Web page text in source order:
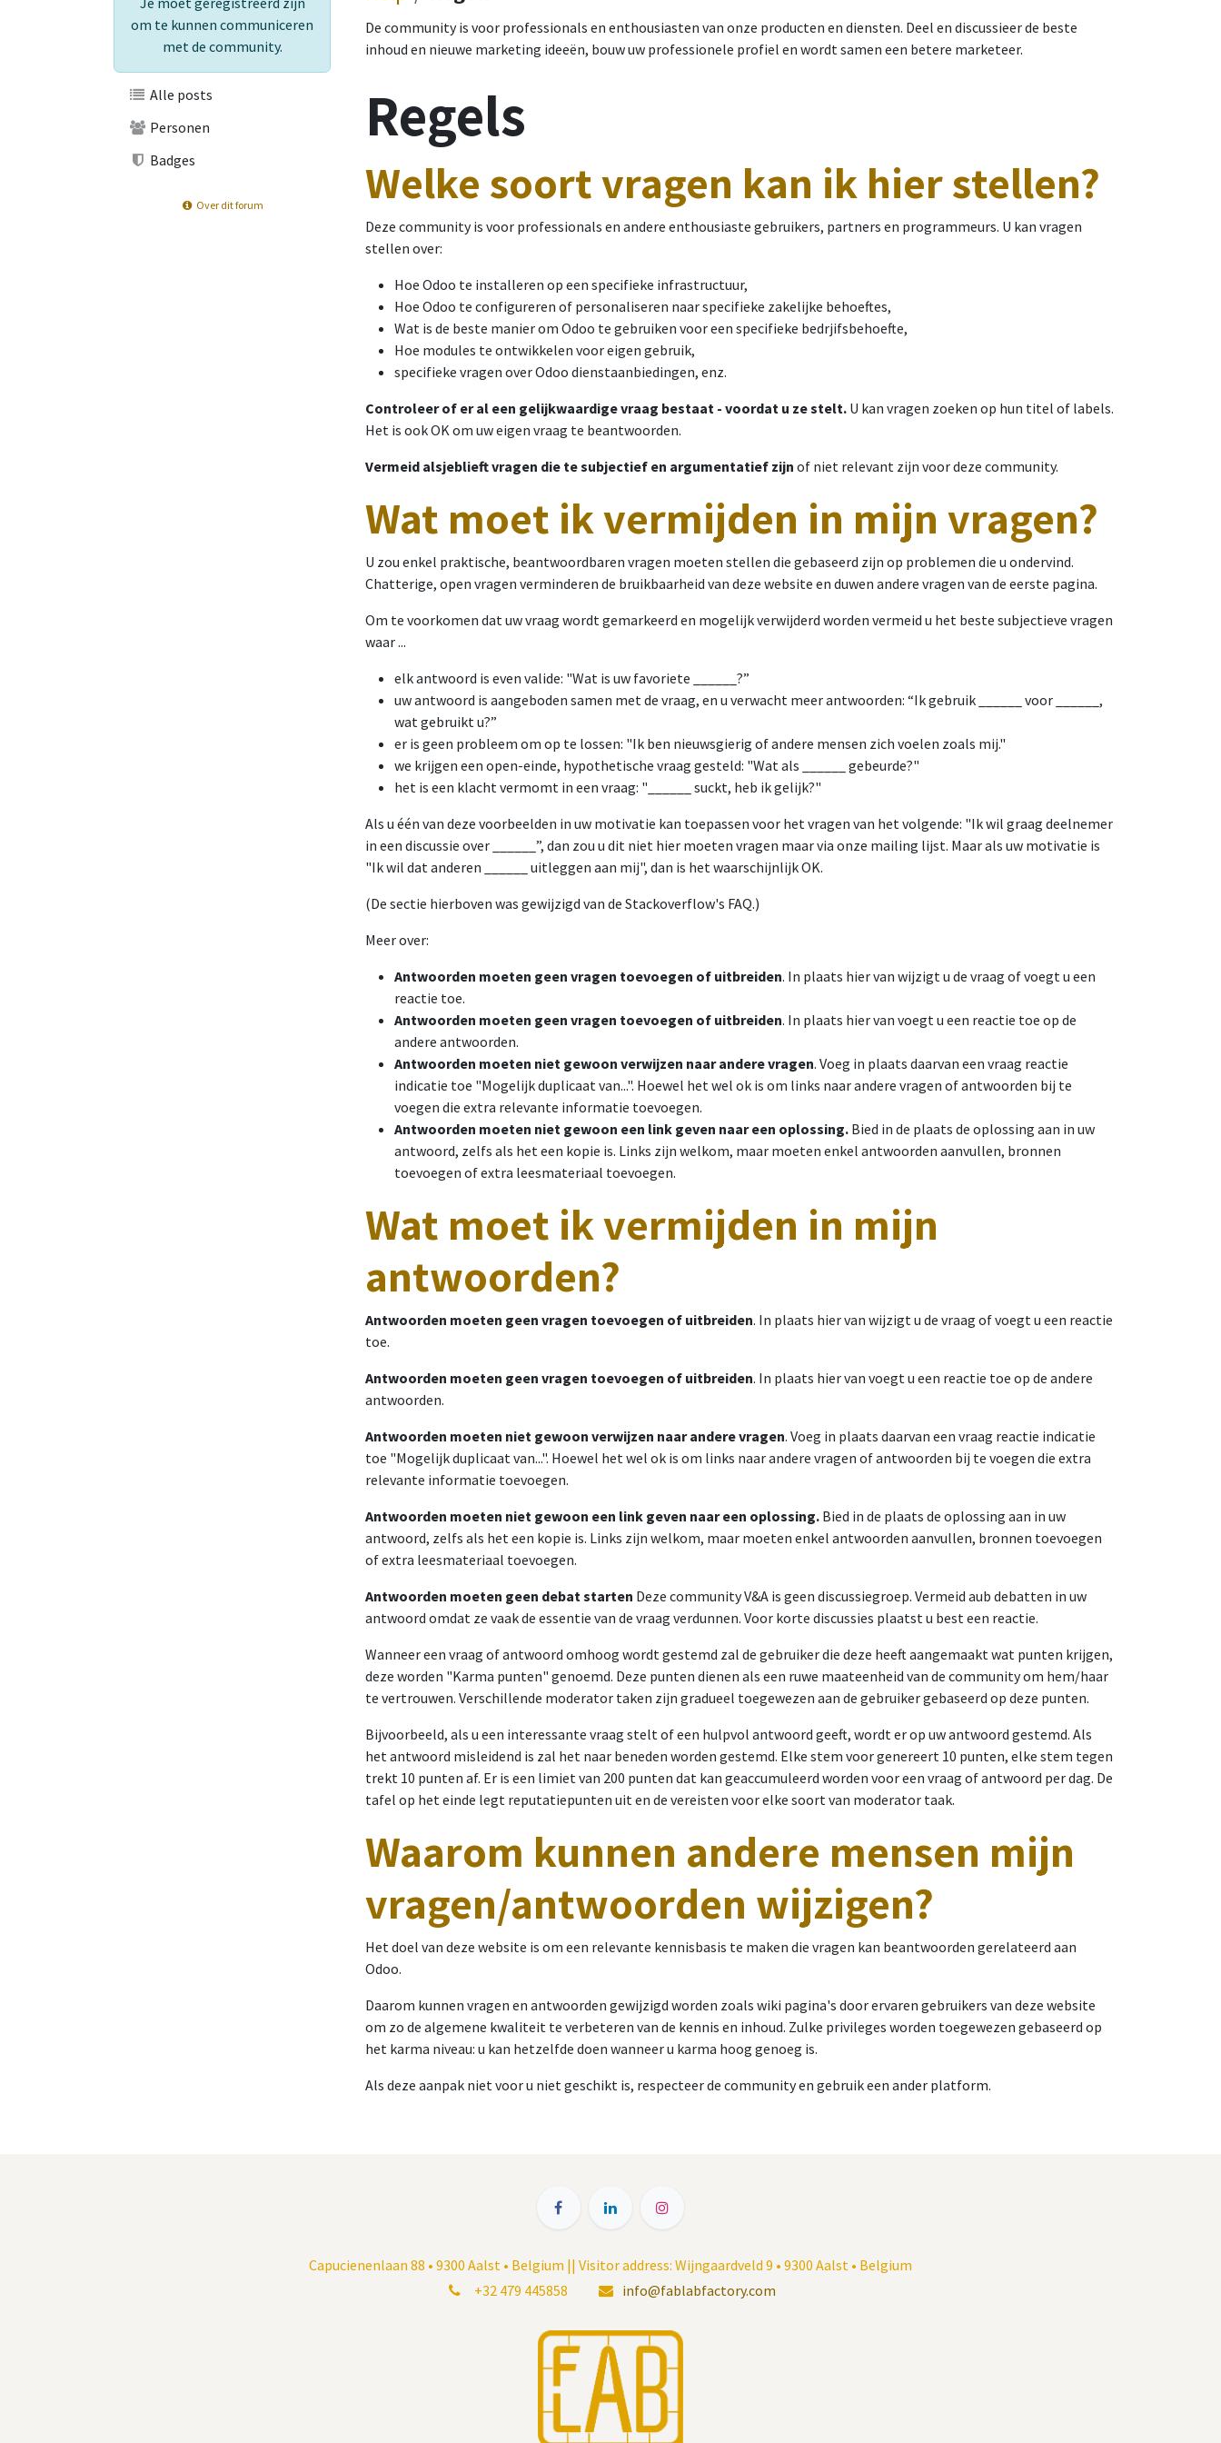
om te kunnen communiceren
met de community.
Alle posts
Personen
Badges
Over dit forum
De community is voor professionals en enthousiasten van onze producten en diensten. Deel en discussieer de beste
inhoud en nieuwe marketing ideeën, bouw uw professionele profiel en wordt samen een betere marketeer.
Regels
Welke soort vragen kan ik hier stellen?
Deze community is voor professionals en andere enthousiaste gebruikers, partners en programmeurs. U kan vragen
stellen over:
Hoe Odoo te installeren op een specifieke infrastructuur,
Hoe Odoo te configureren of personaliseren naar specifieke zakelijke behoeftes,
Wat is de beste manier om Odoo te gebruiken voor een specifieke bedrjifsbehoefte,
Hoe modules te ontwikkelen voor eigen gebruik,
specifieke vragen over Odoo dienstaanbiedingen, enz.
Controleer of er al een gelijkwaardige vraag bestaat - voordat u ze stelt. U kan vragen zoeken op hun titel of labels.
Het is ook OK om uw eigen vraag te beantwoorden.
Vermeid alsjeblieft vragen die te subjectief en argumentatief zijn of niet relevant zijn voor deze community.
Wat moet ik vermijden in mijn vragen?
U zou enkel praktische, beantwoordbaren vragen moeten stellen die gebaseerd zijn op problemen die u ondervind.
Chatterige, open vragen verminderen de bruikbaarheid van deze website en duwen andere vragen van de eerste pagina.
Om te voorkomen dat uw vraag wordt gemarkeerd en mogelijk verwijderd worden vermeid u het beste subjectieve vragen
waar ...
elk antwoord is even valide: "Wat is uw favoriete ______?”
uw antwoord is aangeboden samen met de vraag, en u verwacht meer antwoorden: “Ik gebruik ______ voor ______,
wat gebruikt u?”
er is geen probleem om op te lossen: "Ik ben nieuwsgierig of andere mensen zich voelen zoals mij."
we krijgen een open-einde, hypothetische vraag gesteld: "Wat als ______ gebeurde?"
het is een klacht vermomt in een vraag: "______ suckt, heb ik gelijk?"
Als u één van deze voorbeelden in uw motivatie kan toepassen voor het vragen van het volgende: "Ik wil graag deelnemer
in een discussie over ______”, dan zou u dit niet hier moeten vragen maar via onze mailing lijst. Maar als uw motivatie is
"Ik wil dat anderen ______ uitleggen aan mij", dan is het waarschijnlijk OK.
(De sectie hierboven was gewijzigd van de Stackoverflow's FAQ.)
Meer over:
Antwoorden moeten geen vragen toevoegen of uitbreiden. In plaats hier van wijzigt u de vraag of voegt u een
reactie toe.
Antwoorden moeten geen vragen toevoegen of uitbreiden. In plaats hier van voegt u een reactie toe op de
andere antwoorden.
Antwoorden moeten niet gewoon verwijzen naar andere vragen. Voeg in plaats daarvan een vraag reactie
indicatie toe "Mogelijk duplicaat van...". Hoewel het wel ok is om links naar andere vragen of antwoorden bij te
voegen die extra relevante informatie toevoegen.
Antwoorden moeten niet gewoon een link geven naar een oplossing. Bied in de plaats de oplossing aan in uw
antwoord, zelfs als het een kopie is. Links zijn welkom, maar moeten enkel antwoorden aanvullen, bronnen
toevoegen of extra leesmateriaal toevoegen.
Wat moet ik vermijden in mijn
antwoorden?
Antwoorden moeten geen vragen toevoegen of uitbreiden. In plaats hier van wijzigt u de vraag of voegt u een reactie
toe.
Antwoorden moeten geen vragen toevoegen of uitbreiden. In plaats hier van voegt u een reactie toe op de andere
antwoorden.
Antwoorden moeten niet gewoon verwijzen naar andere vragen. Voeg in plaats daarvan een vraag reactie indicatie
toe "Mogelijk duplicaat van...". Hoewel het wel ok is om links naar andere vragen of antwoorden bij te voegen die extra
relevante informatie toevoegen.
Antwoorden moeten niet gewoon een link geven naar een oplossing. Bied in de plaats de oplossing aan in uw
antwoord, zelfs als het een kopie is. Links zijn welkom, maar moeten enkel antwoorden aanvullen, bronnen toevoegen
of extra leesmateriaal toevoegen.
Antwoorden moeten geen debat starten Deze community V&A is geen discussiegroep. Vermeid aub debatten in uw
antwoord omdat ze vaak de essentie van de vraag verdunnen. Voor korte discussies plaatst u best een reactie.
Wanneer een vraag of antwoord omhoog wordt gestemd zal de gebruiker die deze heeft aangemaakt wat punten krijgen,
deze worden "Karma punten" genoemd. Deze punten dienen als een ruwe maateenheid van de community om hem/haar
te vertrouwen. Verschillende moderator taken zijn gradueel toegewezen aan de gebruiker gebaseerd op deze punten.
Bijvoorbeeld, als u een interessante vraag stelt of een hulpvol antwoord geeft, wordt er op uw antwoord gestemd. Als
het antwoord misleidend is zal het naar beneden worden gestemd. Elke stem voor genereert 10 punten, elke stem tegen
trekt 10 punten af. Er is een limiet van 200 punten dat kan geaccumuleerd worden voor een vraag of antwoord per dag. De
tafel op het einde legt reputatiepunten uit en de vereisten voor elke soort van moderator taak.
Waarom kunnen andere mensen mijn
vragen/antwoorden wijzigen?
Het doel van deze website is om een relevante kennisbasis te maken die vragen kan beantwoorden gerelateerd aan
Odoo.
Daarom kunnen vragen en antwoorden gewijzigd worden zoals wiki pagina's door ervaren gebruikers van deze website
om zo de algemene kwaliteit te verbeteren van de kennis en inhoud. Zulke privileges worden toegewezen gebaseerd op
het karma niveau: u kan hetzelfde doen wanneer u karma hoog genoeg is.
Als deze aanpak niet voor u niet geschikt is, respecteer de community en gebruik een ander platform.
Capucienenlaan 88 • 9300 Aalst • Belgium || Visitor address: Wijngaardveld 9 • 9300 Aalst • Belgium
+32 479 445858
info@fablabfactory.com